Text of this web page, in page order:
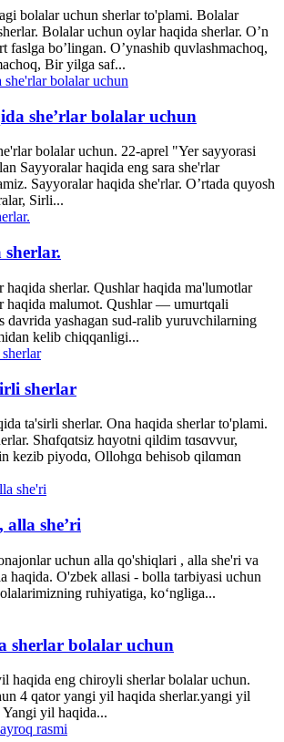
bolalar uchun sherlar to'plami. Bolalar
Bolalar uchun oylar haqida sherlar. O’n
faslga bo’lingan. O’ynashib quvlashmachoq,
Bir yilga saf...
she’rlar bolalar uchun
bolalar uchun. 22-aprel "Yer sayyorasi
Sayyoralar haqida eng sara she'rlar
Sayyoralar haqida she'rlar. O’rtada quyosh
Sirli...
haqida sherlar. Qushlar haqida ma'lumotlar
haqida malumot. Qushlar — umurtqali
davrida yashagan sud-ralib yuruvchilarning
kelib chiqqanligi...
sherlar
ta'sirli sherlar. Ona haqida sherlar to'plami.
Shɑfqɑtsiz hɑyotni qildim tɑsɑvvur,
kezib piyodɑ, Ollohgɑ behisob qilɑmɑn
she’ri
uchun alla qo'shiqlari , alla she'ri va
haqida. O'zbek allasi - bolla tarbiyasi uchun
ruhiyatiga, ko‘ngliga...
sherlar bolalar uchun
haqida eng chiroyli sherlar bolalar uchun.
4 qator yangi yil haqida sherlar.yangi yil
Yangi yil haqida...